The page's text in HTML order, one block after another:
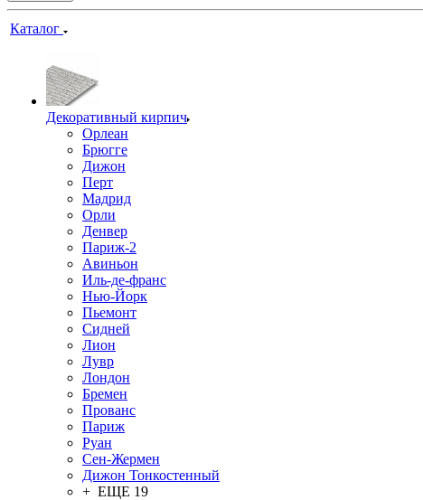
Каталог
Декоративный кирпич
Орлеан
Брюгге
Дижон
Перт
Мадрид
Орли
Денвер
Париж-2
Авиньон
Иль-де-франс
Нью-Йорк
Пьемонт
Сидней
Лион
Лувр
Лондон
Бремен
Прованс
Париж
Руан
Сен-Жермен
Дижон Тонкостенный
+ ЕЩЕ 19